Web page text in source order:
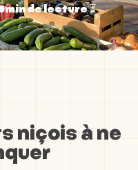
de lecture ⏳
niçois à ne